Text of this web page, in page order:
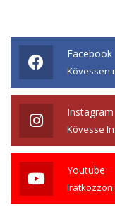
Facebook
Kövessen
Instagram
Kövesse
Youtube